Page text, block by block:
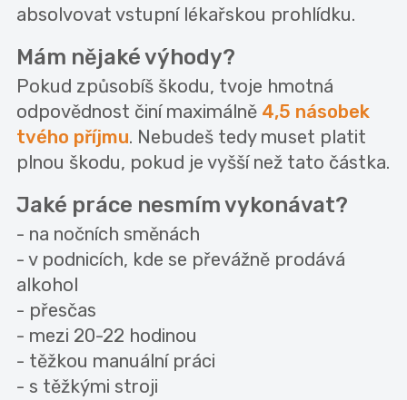
absolvovat vstupní lékařskou prohlídku.
Mám nějaké výhody?
Pokud způsobíš škodu, tvoje hmotná
odpovědnost činí maximálně 4,5 násobek
tvého příjmu. Nebudeš tedy muset platit
plnou škodu, pokud je vyšší než tato částka.
Jaké práce nesmím vykonávat?
- na nočních směnách
- v podnicích, kde se převážně prodává
alkohol
- přesčas
- mezi 20-22 hodinou
- těžkou manuální práci
- s těžkými stroji